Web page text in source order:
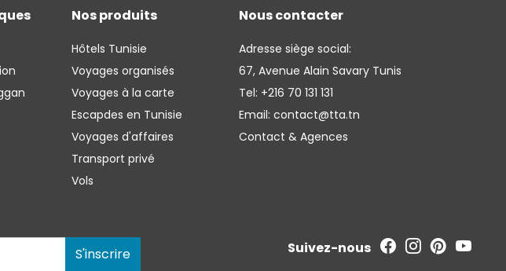
Nous contacter
Adresse siège social:
67, Avenue Alain Savary Tunis
Tel: +216 70 131 131
Email: contact@tta.tn
Contact & Agences
Nos produits
Hôtels Tunisie
Voyages organisés
Voyages à la carte
Escapdes en Tunisie
Voyages d'affaires
Transport privé
Vols
S'inscrire Suivez-nous